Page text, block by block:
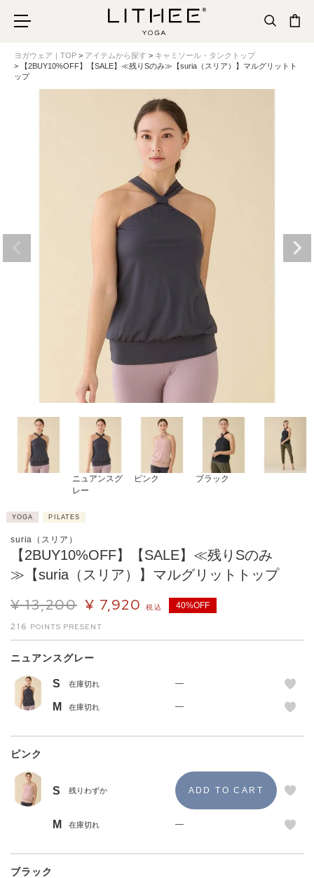
ヨガウェア｜TOP アイテムから探す
キャミソール・タンクトップ
【2BUY10%OFF】【SALE】≪残りSのみ≫【suria（スリア）】マルグリットト
ップ
ニュアンスグ
レー
ピンク ブラック
YOGA PILATES
suria（スリア）
【2BUY10%OFF】【SALE】≪残りSのみ
≫【suria（スリア）】マルグリットトップ
¥ 13,200 ¥ 7,920 税込 40%OFF
216
ニュアンスグレー
S 在庫切れ —
M 在庫切れ —
ピンク
S 残りわずか
M 在庫切れ —
ブラック